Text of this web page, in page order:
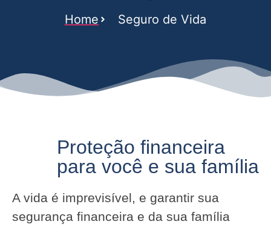
Home Seguro de Vida
Proteção financeira
para você e sua família
A vida é imprevisível, e garantir sua
segurança financeira e da sua família